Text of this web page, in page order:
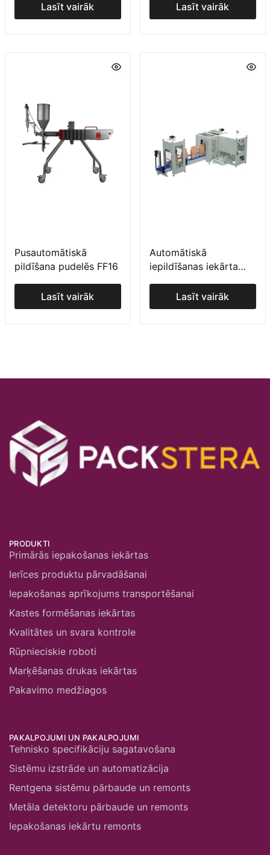
Lasīt vairāk
Lasīt vairāk
Pusautomātiskā
pildīšana pudelēs FF16
Lasīt vairāk
Automātiskā
iepildīšanas iekārta
Lasīt vairāk
PRODUKTI
Primārās iepakošanas iekārtas
Ierīces produktu pārvadāšanai
Iepakošanas aprīkojums transportēšanai
Kastes formēšanas iekārtas
Kvalitātes un svara kontrole
Rūpnieciskie roboti
Marķēšanas drukas iekārtas
Pakavimo medžiagos
PAKALPOJUMI UN PAKALPOJUMI
Tehnisko specifikāciju sagatavošana
Sistēmu izstrāde un automatizācija
Rentgena sistēmu pārbaude un remonts
Metāla detektoru pārbaude un remonts
Iepakošanas iekārtu remonts